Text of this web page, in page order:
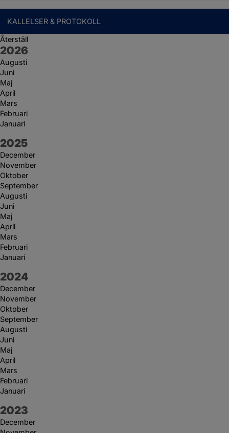
KALLELSER & PROTOKOLL
Återställ
År:
2026
Augusti
Juni
Maj
April
Mars
Februari
Januari
År:
2025
December
November
Oktober
September
Augusti
Juni
Maj
April
Mars
Februari
Januari
År:
2024
December
November
Oktober
September
Augusti
Juni
Maj
April
Mars
Februari
Januari
År:
2023
December